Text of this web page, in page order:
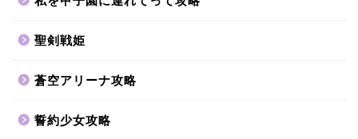
聖剣戦姫
蒼空アリーナ攻略
誓約少女攻略